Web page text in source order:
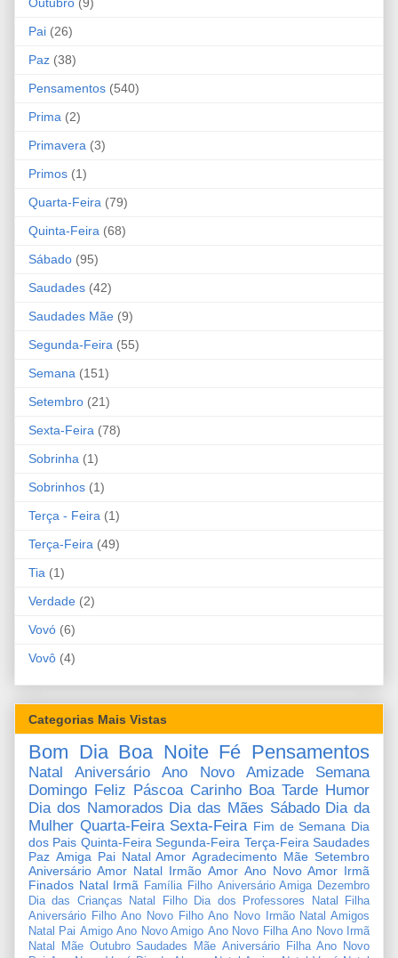
Outubro (9)
Pai (26)
Paz (38)
Pensamentos (540)
Prima (2)
Primavera (3)
Primos (1)
Quarta-Feira (79)
Quinta-Feira (68)
Sábado (95)
Saudades (42)
Saudades Mãe (9)
Segunda-Feira (55)
Semana (151)
Setembro (21)
Sexta-Feira (78)
Sobrinha (1)
Sobrinhos (1)
Terça - Feira (1)
Terça-Feira (49)
Tia (1)
Verdade (2)
Vovó (6)
Vovô (4)
Categorias Mais Vistas
Bom Dia Boa Noite Fé Pensamentos
Natal Aniversário Ano Novo Amizade
Semana
Domingo Feliz Páscoa Carinho Boa Tarde Humor
Dia dos Namorados Dia das Mães Sábado Dia da
Mulher Quarta-Feira Sexta-Feira Fim de Semana Dia
dos Pais Quinta-Feira Segunda-Feira Terça-Feira Saudades
Paz Amiga Pai Natal Amor Agradecimento Mãe Setembro
Aniversário Amor Natal Irmão Amor Ano Novo Amor Irmã
Finados Natal Irmã Família Filho Aniversário Amiga Dezembro
Dia das Crianças
Natal Filho Dia dos Professores
Natal Filha
Aniversário Filho Ano Novo Filho Ano Novo Irmão Natal Amigos
Natal Pai Amigo Ano Novo Amigo Ano Novo Filha Ano Novo Irmã
Natal Mãe Outubro Saudades Mãe Aniversário Filha Ano Novo